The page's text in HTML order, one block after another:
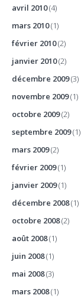
avril 2010(4)
mars 2010(1)
février 2010(2)
janvier 2010(2)
décembre 2009(3)
novembre 2009(1)
octobre 2009(2)
septembre 2009(1)
mars 2009(2)
février 2009(1)
janvier 2009(1)
décembre 2008(1)
octobre 2008(2)
août 2008(1)
juin 2008(1)
mai 2008(3)
mars 2008(1)